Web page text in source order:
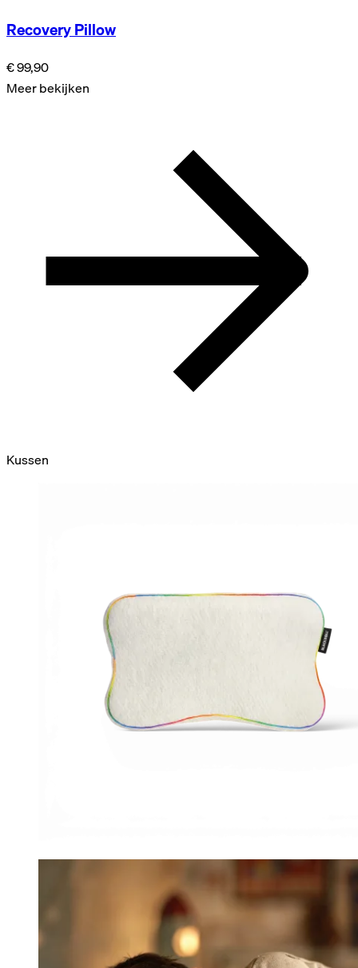
Recovery Pillow
€ 99,90
Meer bekijken
Kussen